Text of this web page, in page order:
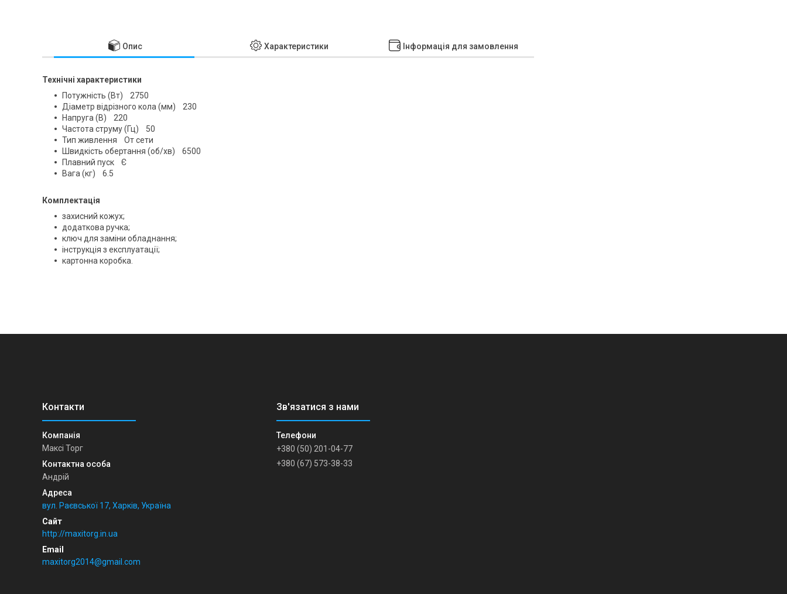
Опис Характеристики Інформація для замовлення
Технічні характеристики
Потужність (Вт) 2750
Діаметр відрізного кола (мм) 230
Напруга (В) 220
Частота струму (Гц) 50
Тип живлення От сети
Швидкість обертання (об/хв) 6500
Плавний пуск Є
Вага (кг) 6.5
Комплектація
захисний кожух;
додаткова ручка;
ключ для заміни обладнання;
інструкція з експлуатації;
картонна коробка.
Максі Торг
Андрій
вул. Раєвської 17, Харків, Україна
http://maxitorg.in.ua
maxitorg2014@gmail.com
+380 (50) 201-04-77
+380 (67) 573-38-33